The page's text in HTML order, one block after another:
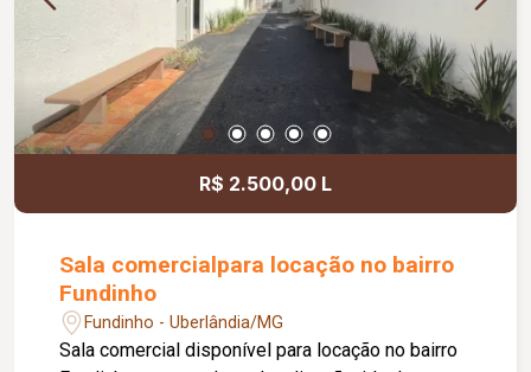
R$ 2.500,00 L
Sala comercialpara locação no bairro
Fundinho
Fundinho - Uberlândia/MG
Sala comercial disponível para locação no bairro